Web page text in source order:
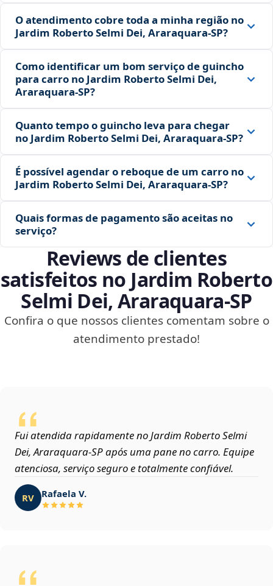
O atendimento cobre toda a minha região no
Jardim Roberto Selmi Dei, Araraquara‑SP?
Como identificar um bom serviço de guincho
para carro no Jardim Roberto Selmi Dei,
Araraquara‑SP?
Quanto tempo o guincho leva para chegar
no Jardim Roberto Selmi Dei, Araraquara‑SP?
É possível agendar o reboque de um carro no
Jardim Roberto Selmi Dei, Araraquara‑SP?
Quais formas de pagamento são aceitas no
serviço?
Reviews de clientes
satisfeitos no Jardim Roberto
Selmi Dei, Araraquara‑SP
Confira o que nossos clientes comentam sobre o
atendimento prestado!
Fui atendida rapidamente no Jardim Roberto Selmi
Dei, Araraquara‑SP após uma pane no carro. Equipe
atenciosa, serviço seguro e totalmente confiável.
RV Rafaela V.